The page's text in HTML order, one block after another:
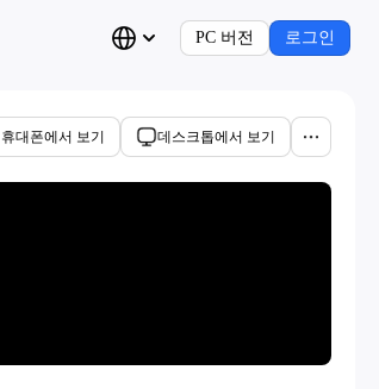
PC 버전 로그인
휴대폰에서 보기 데스크톱에서 보기